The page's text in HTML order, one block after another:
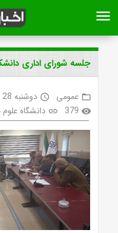
menu
جلسه شورای اداری
folder_open عمومی access_time دوشنبه 28 فروردین 1402 ساعت 12:1
visibility
379
link دانشگاه